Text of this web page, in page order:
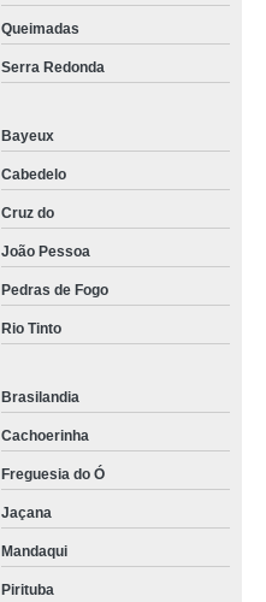
Queimadas
Serra Redonda
Bayeux
Cabedelo
Cruz do
João Pessoa
Pedras de Fogo
Rio Tinto
Brasilandia
Cachoerinha
Freguesia do Ó
Jaçana
Mandaqui
Pirituba